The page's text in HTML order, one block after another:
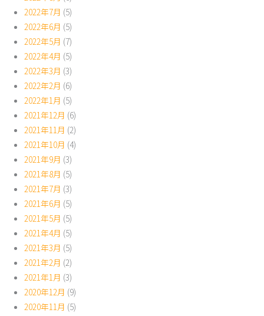
2022年7月 (5)
2022年6月 (5)
2022年5月 (7)
2022年4月 (5)
2022年3月 (3)
2022年2月 (6)
2022年1月 (5)
2021年12月 (6)
2021年11月 (2)
2021年10月 (4)
2021年9月 (3)
2021年8月 (5)
2021年7月 (3)
2021年6月 (5)
2021年5月 (5)
2021年4月 (5)
2021年3月 (5)
2021年2月 (2)
2021年1月 (3)
2020年12月 (9)
2020年11月 (5)